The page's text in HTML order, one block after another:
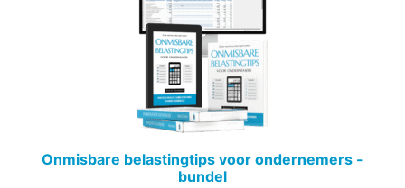
Onmisbare belastingtips voor ondernemers -
bundel